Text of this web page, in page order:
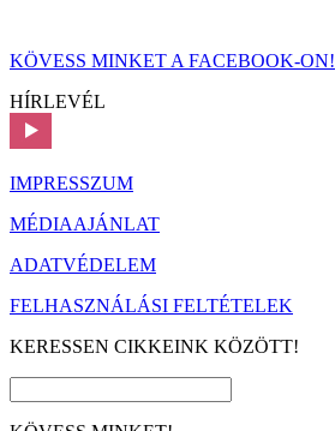
KÖVESS MINKET A FACEBOOK-ON!
HÍRLEVÉL
IMPRESSZUM
MÉDIAAJÁNLAT
ADATVÉDELEM
FELHASZNÁLÁSI FELTÉTELEK
KERESSEN CIKKEINK KÖZÖTT!